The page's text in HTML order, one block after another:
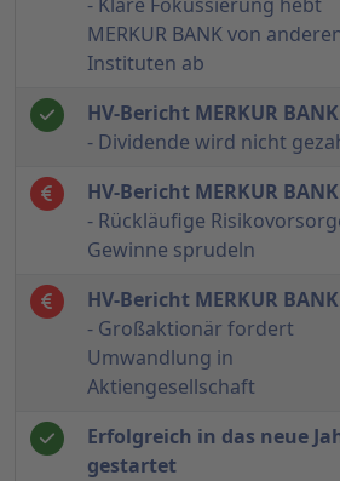
MERKUR BANK von
Instituten ab
HV-Bericht MERKUR
- Dividende wird nicht
HV-Bericht MERKUR
- Rückläufige
Gewinne sprudeln
HV-Bericht MERKUR
- Großaktionär fordert
Umwandlung in
Aktiengesellschaft
Erfolgreich in das neue
gestartet